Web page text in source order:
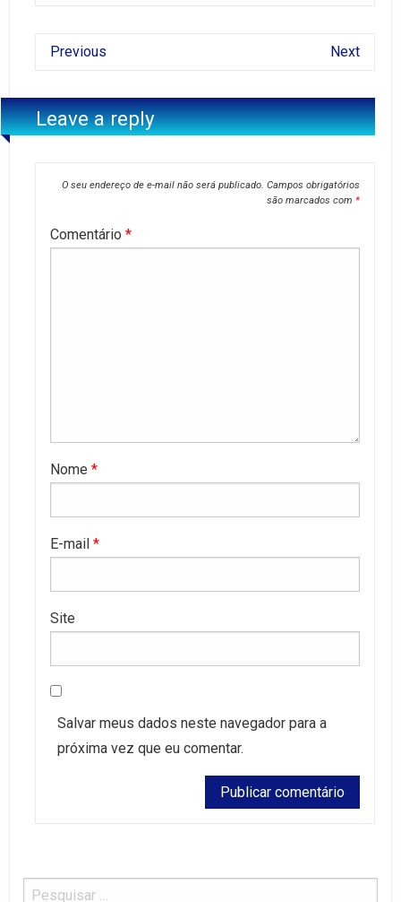
Previous Next
Leave a reply
O seu endereço de e-mail não será publicado. Campos obrigatórios
são marcados com *
Comentário *
Nome *
E-mail *
Site
Salvar meus dados neste navegador para a
próxima vez que eu comentar.